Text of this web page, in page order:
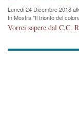
Lunedi 24 Dicembre 2018
In Mostra "Il trionfo del